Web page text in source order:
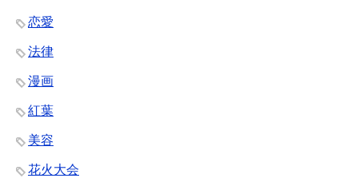
恋愛
法律
漫画
紅葉
美容
花火大会